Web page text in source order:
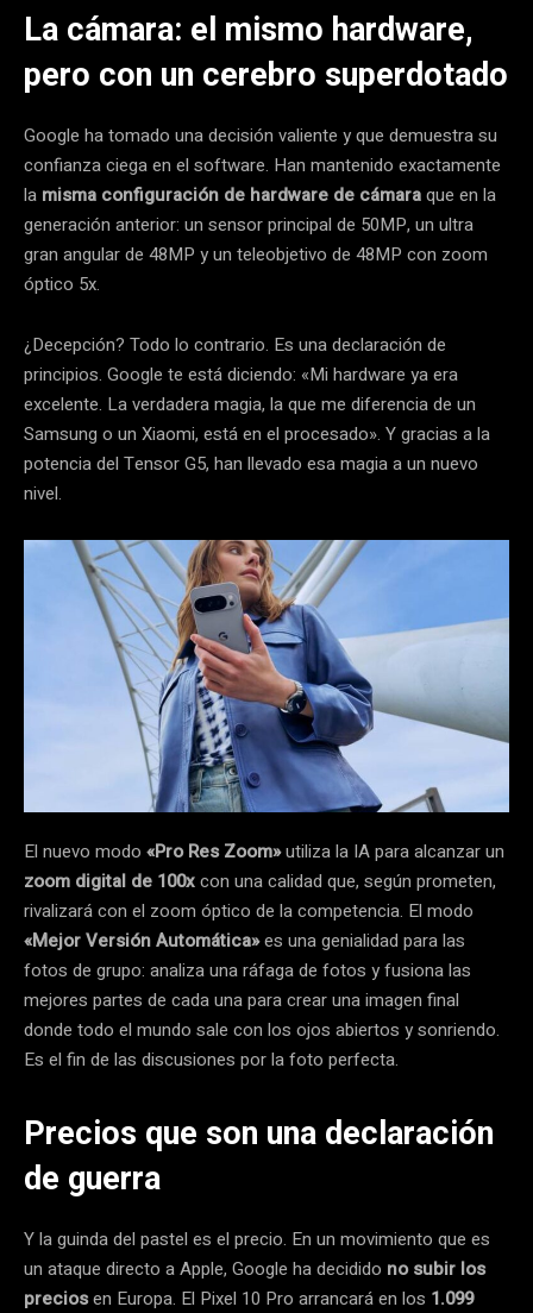
La cámara: el mismo hardware,
pero con un cerebro superdotado
Google ha tomado una decisión valiente y que demuestra su
confianza ciega en el software. Han mantenido exactamente
la misma configuración de hardware de cámaraque en la
generación anterior: un sensor principal de 50MP, un ultra
gran angular de 48MP y un teleobjetivo de 48MP con zoom
óptico 5x.
¿Decepción? Todo lo contrario. Es una declaración de
principios. Google te está diciendo: «Mi hardware ya era
excelente. La verdadera magia, la que me diferencia de un
Samsung o un Xiaomi, está en el procesado». Y gracias a la
potencia del Tensor G5, han llevado esa magia a un nuevo
nivel.
El nuevo modo «Pro Res Zoom»utiliza la IA para alcanzar un
zoom digital de 100xcon una calidad que, según prometen,
rivalizará con el zoom óptico de la competencia. El modo
«Mejor Versión Automática»es una genialidad para las
fotos de grupo: analiza una ráfaga de fotos y fusiona las
mejores partes de cada una para crear una imagen final
donde todo el mundo sale con los ojos abiertos y sonriendo.
Es el fin de las discusiones por la foto perfecta.
Precios que son una declaración
de guerra
Y la guinda del pastel es el precio. En un movimiento que es
un ataque directo a Apple, Google ha decidido no subir los
preciosen Europa. El Pixel 10 Pro arrancará en los 1.099